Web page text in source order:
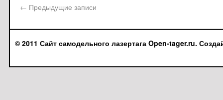
← Предыдущие записи
© 2011 Сайт самодельного лазертага Open-tager.ru.